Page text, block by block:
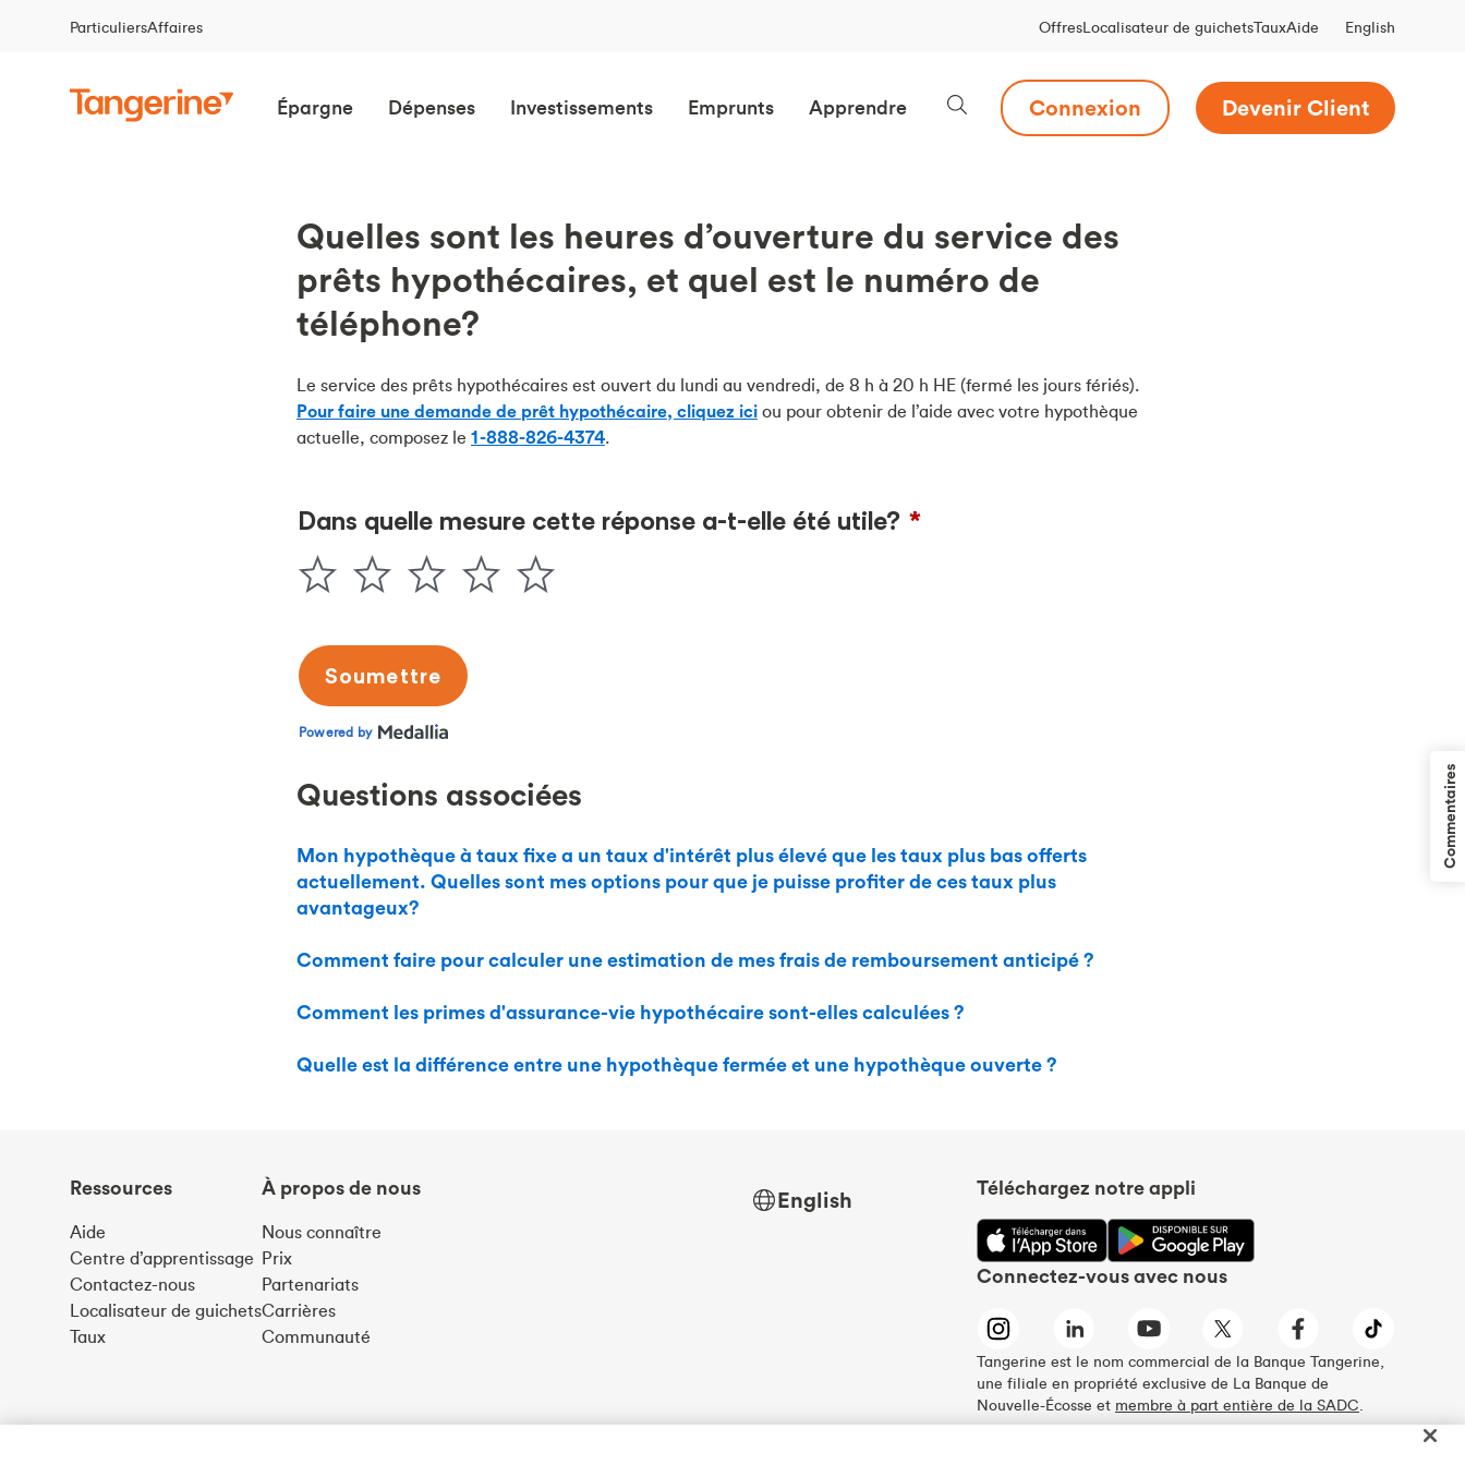
ParticuliersAffaires OffresLocalisateur de guichetsTauxAide English
Épargne Dépenses Investissements Emprunts Apprendre Connexion Devenir Client
Quelles sont les heures d’ouverture du service des
prêts hypothécaires, et quel est le numéro de
téléphone?
Le service des prêts hypothécaires est ouvert du lundi au vendredi, de 8 h à 20 h HE (fermé les jours fériés).
Pour faire une demande de prêt hypothécaire, cliquez ici ou pour obtenir de l’aide avec votre hypothèque
actuelle, composez le 1-888-826-4374.
Questions associées
Mon hypothèque à taux fixe a un taux d'intérêt plus élevé que les taux plus bas offerts
actuellement. Quelles sont mes options pour que je puisse profiter de ces taux plus
avantageux?
Comment faire pour calculer une estimation de mes frais de remboursement anticipé ?
Comment les primes d'assurance-vie hypothécaire sont-elles calculées ?
Quelle est la différence entre une hypothèque fermée et une hypothèque ouverte ?
Ressources
Aide
Centre d’apprentissage
Contactez-nous
Localisateur de guichets
Taux
À propos de nous
Nous connaître
Prix
Partenariats
Carrières
Communauté
English Téléchargez notre appli
Connectez-vous avec nous
Tangerine est le nom commercial de la Banque Tangerine,
une filiale en propriété exclusive de La Banque de
Nouvelle-Écosse et membre à part entière de la SADC.
Commentaires